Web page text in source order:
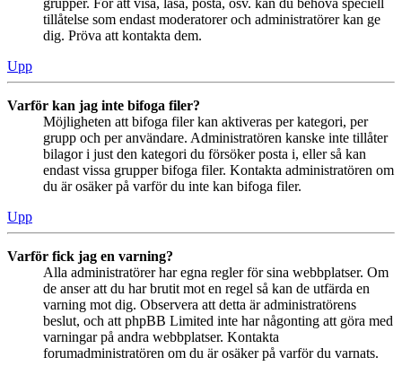
grupper. För att visa, läsa, posta, osv. kan du behöva speciell
tillåtelse som endast moderatorer och administratörer kan ge
dig. Pröva att kontakta dem.
Upp
Varför kan jag inte bifoga filer?
Möjligheten att bifoga filer kan aktiveras per kategori, per
grupp och per användare. Administratören kanske inte tillåter
bilagor i just den kategori du försöker posta i, eller så kan
endast vissa grupper bifoga filer. Kontakta administratören om
du är osäker på varför du inte kan bifoga filer.
Upp
Varför fick jag en varning?
Alla administratörer har egna regler för sina webbplatser. Om
de anser att du har brutit mot en regel så kan de utfärda en
varning mot dig. Observera att detta är administratörens
beslut, och att phpBB Limited inte har någonting att göra med
varningar på andra webbplatser. Kontakta
forumadministratören om du är osäker på varför du varnats.